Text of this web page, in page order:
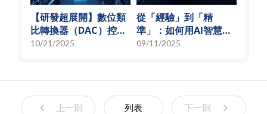
【研發超展開】數位類
比轉換器（DAC）控制
偏壓電流創新解決方
10/21/2025
從「經驗」到「精
準」：如何用AI智慧演
算法，實現高效射頻預
09/11/2025
上一則 列表 下一則